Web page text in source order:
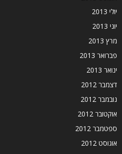
יולי 2013
יוני 2013
מרץ 2013
פברואר 2013
ינואר 2013
דצמבר 2012
נובמבר 2012
אוקטובר 2012
ספטמבר 2012
אוגוסט 2012